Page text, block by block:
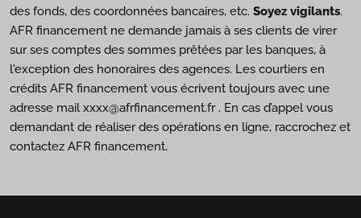
des fonds, des coordonnées bancaires, etc. Soyez vigilants.
AFR financement ne demande jamais à ses clients de virer
sur ses comptes des sommes prêtées par les banques, à
l'exception des honoraires des agences. Les courtiers en
crédits AFR financement vous écrivent toujours avec une
adresse mail xxxx@afrfinancement.fr . En cas d’appel vous
demandant de réaliser des opérations en ligne, raccrochez et
contactez AFR financement.